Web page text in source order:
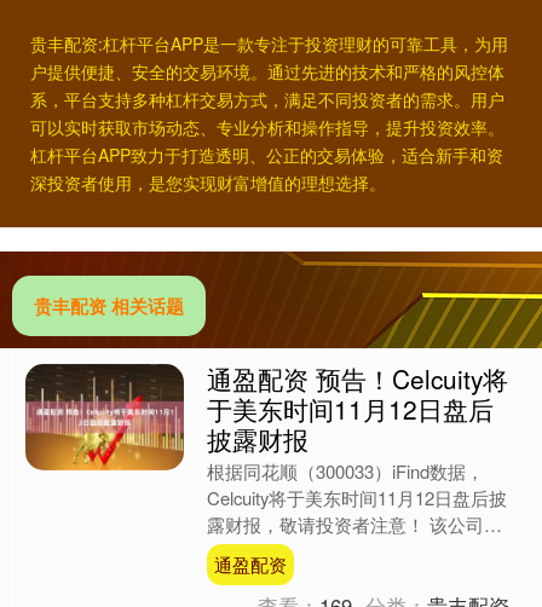
贵丰配资:杠杆平台APP是一款专注于投资理财的可靠工具，为用
户提供便捷、安全的交易环境。通过先进的技术和严格的风控体
系，平台支持多种杠杆交易方式，满足不同投资者的需求。用户
可以实时获取市场动态、专业分析和操作指导，提升投资效率。
杠杆平台APP致力于打造透明、公正的交易体验，适合新手和资
深投资者使用，是您实现财富增值的理想选择。
贵丰配资 相关话题
通盈配资 预告！Celcuity将
于美东时间11月12日盘后
披露财报
根据同花顺（300033）iFind数据，
Celcuity将于美东时间11月12日盘后披
露财报，敬请投资者注意！ 该公司的
历史财报披露情况： 日期（美东时
间）发....
通盈配资